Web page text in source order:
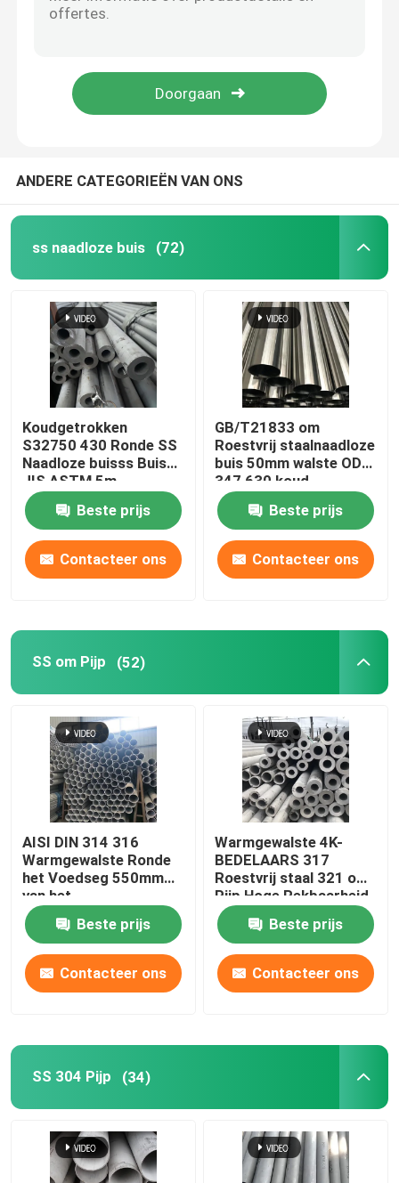
SS 304 Pijp
de plaat van het aluminiumblad
Het Blad van het roestvrij staalmetaal
Roestvrij staalstrook
Roestvrij staal om Staaf
De Bar van de roestvrij staalhoek
Roestvrij staal Vlakke Bar
met een breedte van niet meer dan 50 mm
Roestvrij staal Geruite Plaat
Roestvrij staal Golfblad
Koper Ronde Bar
Het Blad van de koperplaat
Koolstofstaalblad
ANDERE CATEGORIEËN VAN ONS
ss naadloze buis (72)
Koudgetrokken
S32750 430 Ronde SS
Naadloze buisss Buis
JIS ASTM 5m
Beste prijs
Contacteer ons
GB/T21833 om
Roestvrij staalnaadloze
buis 50mm walste OD
347 630 koud
Beste prijs
Contacteer ons
SS om Pijp (52)
AISI DIN 314 316
Warmgewalste Ronde
het Voedseg 550mm
van het
Staalbuizenstelsel
Beste prijs
Contacteer ons
Warmgewalste 4K-
BEDELAARS 317
Roestvrij staal 321 om
Pijp Hoge Rekbaarheid
BS DIN
Beste prijs
Contacteer ons
SS 304 Pijp (34)